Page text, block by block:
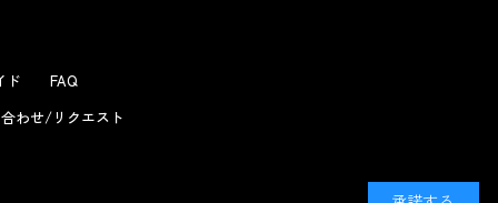
ド
FAQ
わせ/リクエスト